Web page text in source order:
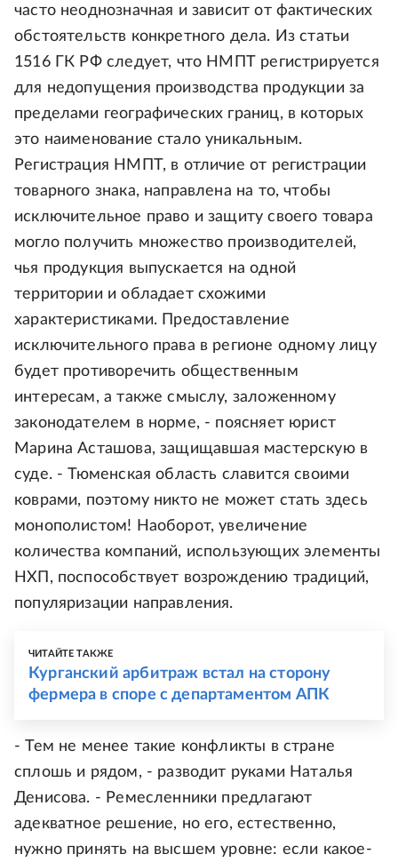
часто неоднозначная и зависит от фактических
обстоятельств конкретного дела. Из статьи
1516 ГК РФ следует, что НМПТ регистрируется
для недопущения производства продукции за
пределами географических границ, в которых
это наименование стало уникальным.
Регистрация НМПТ, в отличие от регистрации
товарного знака, направлена на то, чтобы
исключительное право и защиту своего товара
могло получить множество производителей,
чья продукция выпускается на одной
территории и обладает схожими
характеристиками. Предоставление
исключительного права в регионе одному лицу
будет противоречить общественным
интересам, а также смыслу, заложенному
законодателем в норме, - поясняет юрист
Марина Асташова, защищавшая мастерскую в
суде. - Тюменская область славится своими
коврами, поэтому никто не может стать здесь
монополистом! Наоборот, увеличение
количества компаний, использующих элементы
НХП, поспособствует возрождению традиций,
популяризации направления.
ЧИТАЙТЕ ТАКЖЕ
Курганский арбитраж встал на сторону
фермера в споре с департаментом АПК
- Тем не менее такие конфликты в стране
сплошь и рядом, - разводит руками Наталья
Денисова. - Ремесленники предлагают
адекватное решение, но его, естественно,
нужно принять на высшем уровне: если какое-